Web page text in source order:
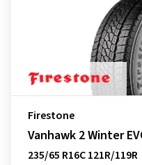
Firestone
Vanhawk 2 Winter
235/65 R16C 121R/119R